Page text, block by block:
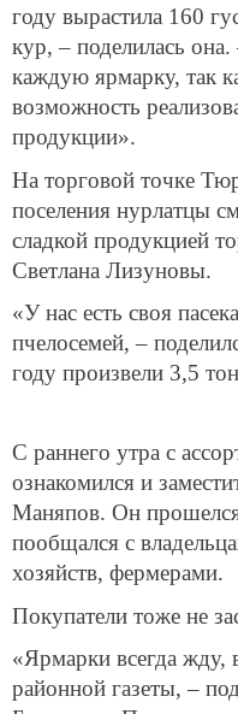
году вырастила 160
кур, – поделилась
каждую ярмарку, так
возможность
продукции».
На торговой точке
поселения нурлатцы
сладкой продукцией
Светлана Лизуновы.
«У нас есть своя
пчелосемей, –
году произвели 3,5
С раннего утра с
ознакомился и
Маняпов. Он
пообщался с
хозяйств, фермерами.
Покупатели тоже не
«Ярмарки всегда жду,
районной газеты, –